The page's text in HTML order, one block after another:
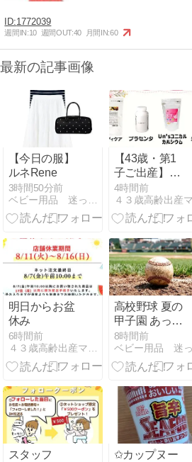
1772039
週間IN:10 週間OUT:40 月間IN:60
最新の記事画像
【今日の服】
ルネRene
3時間50分前
【43歳・第1
子ご出産】流
産、体外受精
を経て。養生
生活を始めて
4時間前
明日からお盆
休み
6時間前
高校野球 夏の
甲子園 あって
はならない間
違い判定
8時間前
スタッフ
✩カップヌー